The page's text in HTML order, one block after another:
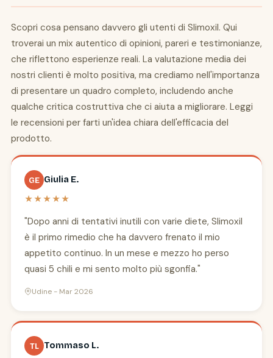
Scopri cosa pensano davvero gli utenti di Slimoxil. Qui
troverai un mix autentico di opinioni, pareri e testimonianze,
che riflettono esperienze reali. La valutazione media dei
nostri clienti è molto positiva, ma crediamo nell'importanza
di presentare un quadro completo, includendo anche
qualche critica costruttiva che ci aiuta a migliorare. Leggi
le recensioni per farti un'idea chiara dell'efficacia del
prodotto.
GE Giulia E.
★★★★★
"Dopo anni di tentativi inutili con varie diete, Slimoxil
è il primo rimedio che ha davvero frenato il mio
appetito continuo. In un mese e mezzo ho perso
quasi 5 chili e mi sento molto più sgonfia."
Udine - Mar 2026
TL
Tommaso L.